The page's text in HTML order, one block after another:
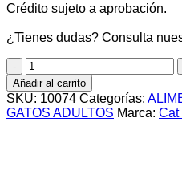
Crédito sujeto a aprobación.
¿Tienes dudas? Consulta
CAT
CHOW
ADULTO
PESCADO
X
Añadir al carrito
SKU: 10074 Categorías:
GATOS ADULTOS Marca: Cat